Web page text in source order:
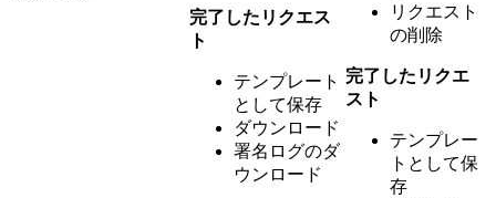
完了したリクエス
ト
テンプレート
として保存
ダウンロード
署名ログのダ
ウンロード
リクエスト
の削除
完了したリクエ
スト
テンプレー
トとして保
存